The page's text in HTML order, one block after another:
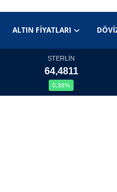
ALTIN FIYATLARI
STERLİN
64,4811
0,38%